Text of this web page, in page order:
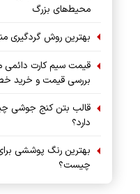
محیط‌های بزرگ
بهترین روش گردگیری
قیمت سیم کارت دائمی
بررسی قیمت و خرید
قالب بتن کنج جوشی
دارد؟
بهترین رنگ پوششی
چیست؟